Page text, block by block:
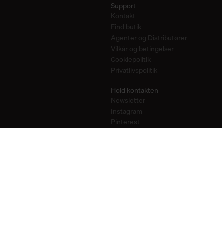
Support
Kontakt
Find butik
Agenter og Distributører
Vilkår og betingelser
Cookiepolitik
Privatlivspolitik
Hold kontakten
Newsletter
Instagram
Pinterest